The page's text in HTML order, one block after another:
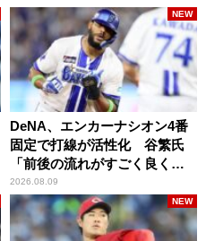
DeNA、エンカーナシオン4番
固定で打線が活性化 谷繁氏
「前後の流れがすごく良くな
りましたね」
2026.08.09
NEW
NEW